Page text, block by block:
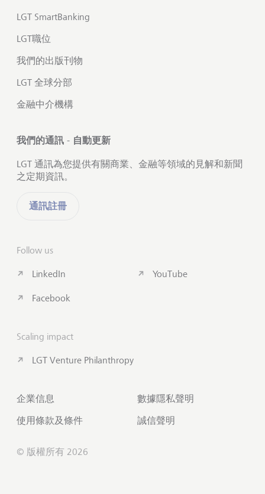
LGT SmartBanking
LGT職位
我們的出版刊物
LGT 全球分部
金融中介機構
我們的通訊 - 自動更新
LGT 通訊為您提供有關商業、金融等領域的見解和新聞
之定期資訊。
通訊註冊
Follow us
LinkedIn
Facebook
YouTube
Scaling impact
LGT Venture Philanthropy
企業信息
使用條款及條件
數據隱私聲明
誠信聲明
© 版權所有 2026